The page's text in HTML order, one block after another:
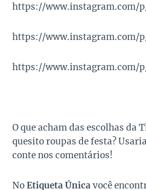
https://www.instagram.com/
https://www.instagram.com/
https://www.instagram.com/
O que acham das escolhas da
quesito roupas de festa?
conte nos comentários!
NoEtiqueta Únicavocê